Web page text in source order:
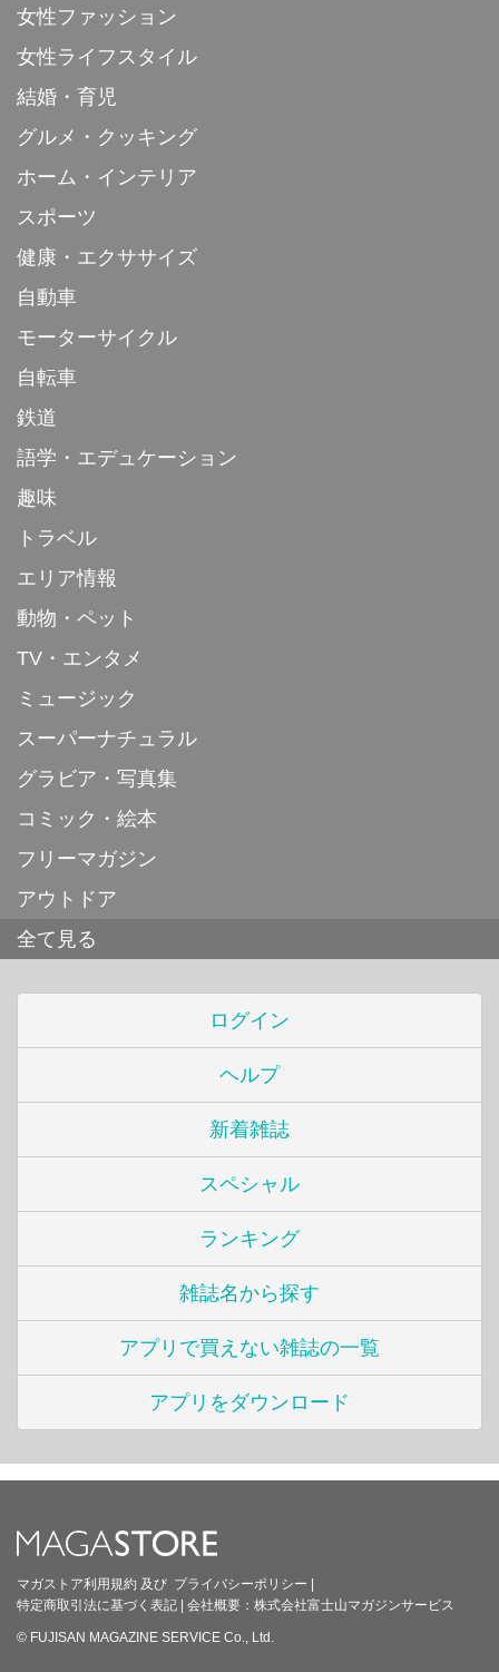
女性ファッション
女性ライフスタイル
結婚・育児
グルメ・クッキング
ホーム・インテリア
スポーツ
健康・エクササイズ
自動車
モーターサイクル
自転車
鉄道
語学・エデュケーション
趣味
トラベル
エリア情報
動物・ペット
TV・エンタメ
ミュージック
スーパーナチュラル
グラビア・写真集
コミック・絵本
フリーマガジン
アウトドア
全て見る
ログイン
ヘルプ
新着雑誌
スペシャル
ランキング
雑誌名から探す
アプリで買えない雑誌の一覧
アプリをダウンロード
マガストア利用規約 及び プライバシーポリシー |
特定商取引法に基づく表記 | 会社概要： 株式会社富士山マガジンサービス
© FUJISAN MAGAZINE SERVICE Co., Ltd.